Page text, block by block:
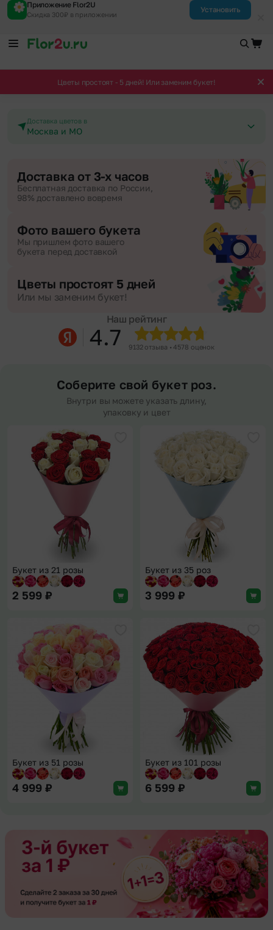
Приложение Flor2U
Скидка 300₽ в приложении
Установить
Цветы простоят - 5 дней! Или заменим букет!
Доставка цветов в
Москва и МО
Доставка от 3-х часов
Бесплатная доставка по России,
98% доставлено вовремя
Фото вашего букета
Мы пришлем фото вашего
букета перед доставкой
Цветы простоят 5 дней
Или мы заменим букет!
Наш рейтинг
4.7 9132 отзыва • 4578 оценок
Соберите свой букет роз.
Внутри вы можете указать длину,
упаковку и цвет
Добавить в избранное
Букет из 21 розы
2 599 ₽
Букет из 35 роз
3 999 ₽
Добавить в избранное
Букет из 51 розы
4 999 ₽
Букет из 101 розы
6 599 ₽